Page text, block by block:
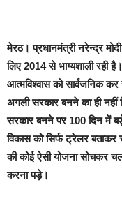
मेरठ। प्रधानमंत्री नरेन्द्र
लिए 2014 से भाग्यशाली रही
आत्मविश्वास को सार्वजनिक कर
अगली सरकार बनने का ही नहीं
सरकार बनने पर 100 दिन में
विकास को सिर्फ ट्रेलर बताकर
की कोई ऐसी योजना सोचकर
करना पड़े।